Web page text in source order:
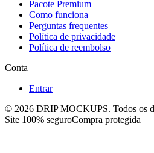
Pacote Premium
Como funciona
Perguntas frequentes
Política de privacidade
Política de reembolso
Conta
Entrar
© 2026 DRIP MOCKUPS. Todos os
Site 100% seguroCompra protegida